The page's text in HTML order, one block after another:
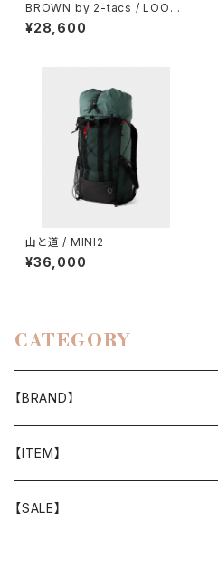
BROWN by 2-tacs / LOOSE
SHORTS（NYLON）
¥28,600
山と道 / MINI2
¥36,000
CATEGORY
【BRAND】
山と道
T-SHIRT
迷迭香
【ITEM】
WEAR
【SALE】